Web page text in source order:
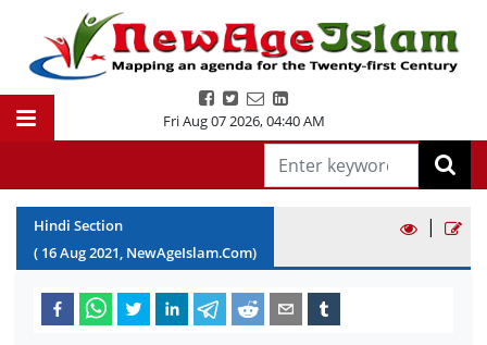
Fri Aug 07 2026,04:40 AM
Hindi Section
( 16Aug2021, NewAgeIslam.Com)
|